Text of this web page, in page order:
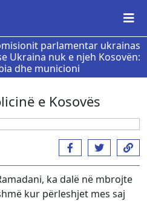
parlamentar ukrainas
Ukraina nuk e njeh Kosovën:
dhe municioni
e Kosovës
ka dalë në mbrojte
kur përleshjet mes saj